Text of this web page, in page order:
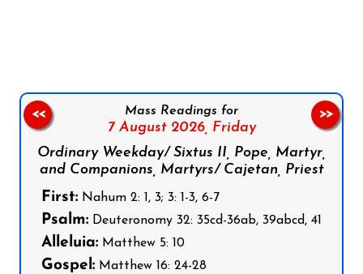
Mass Readings for
7 August 2026, Friday
Ordinary Weekday/ Sixtus II, Pope, Martyr,
and Companions, Martyrs/ Cajetan, Priest
First: Nahum 2: 1, 3; 3: 1-3, 6-7
Psalm: Deuteronomy 32: 35cd-36ab, 39abcd, 41
Alleluia: Matthew 5: 10
Gospel: Matthew 16: 24-28
<< >>